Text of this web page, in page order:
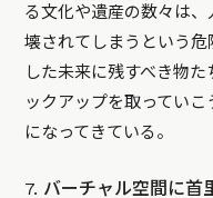
る文化や遺産の数々は
壊されてしまうという
した未来に残すべき物
ックアップを取ってい
になってきている。
7. バーチャル空間に首